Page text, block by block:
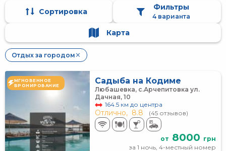
Сортировка Фильтры
4 варианта
Карта
Отдых за городом ✕
МГНОВЕННОЕ
БРОНИРОВАНИЕ
Садыба на Кодиме
Любашевка, с.Арчепитовка ул.
Дачная, 10
164.5 км до центра
Отлично, 8.8 (45 отзывов)
от 8000 грн
за 1 ночь, 4-местный номер